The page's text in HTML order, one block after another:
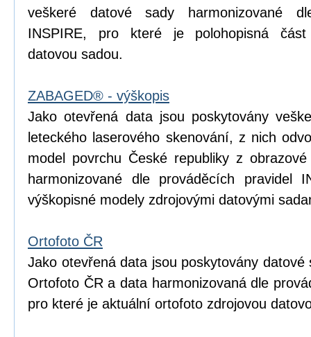
veškeré datové sady harmonizované
INSPIRE, pro které je polohopisná část
datovou sadou.
ZABAGED® - výškopis
Jako otevřená data jsou poskytovány
leteckého laserového skenování, z nich
model povrchu České republiky z
harmonizované dle prováděcích pravidel
výškopisné modely zdrojovými datovými
Ortofoto ČR
Jako otevřená data jsou poskytovány
Ortofoto ČR a data harmonizovaná dle
pro které je aktuální ortofoto zdrojovou